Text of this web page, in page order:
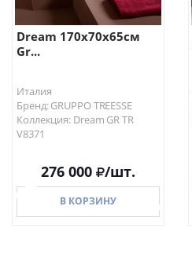
Dream 170x70x65см
Gr...
Италия
Бренд: GRUPPO TREESSE
Коллекция: Dream GR TR
V8371
276 000 /шт.
В КОРЗИНУ